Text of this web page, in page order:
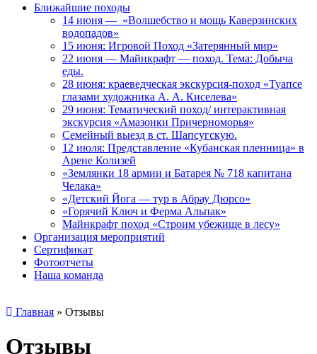
Ближайшие походы
14 июня — «Волшебство и мощь Каверзинских
водопадов»
15 июня: Игровой Поход «Затерянный мир»
22 июня — Майнкрафт — поход. Тема: Добыча
еды.
28 июня: краеведческая экскурсия-поход «Туапсе
глазами художника А. А. Киселева»
29 июня: Тематический поход/ интерактивная
экскурсия «Амазонки Причерноморья»
Семейный выезд в ст. Шапсугскую.
12 июля: Представление «Кубанская пленница» в
Арене Колизей
«Землянки 18 армии и Батарея № 718 капитана
Челака»
«Детский Йога — тур в Абрау Дюрсо»
«Горячий Ключ и Ферма Альпак»
Майнкрафт поход «Строим убежище в лесу»
Организация мероприятий
Сертификат
Фотоотчеты
Наша команда
Главная » Отзывы
Отзывы